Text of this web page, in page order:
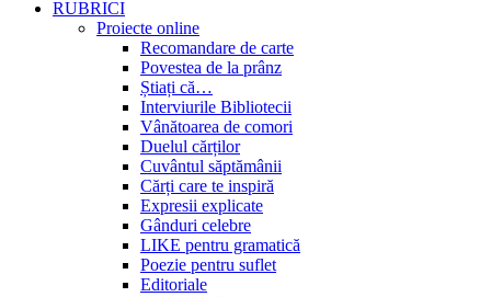
RUBRICI
Proiecte online
Recomandare de carte
Povestea de la prânz
Știați că…
Interviurile Bibliotecii
Vânătoarea de comori
Duelul cărților
Cuvântul săptămânii
Cărți care te inspiră
Expresii explicate
Gânduri celebre
LIKE pentru gramatică
Poezie pentru suflet
Editoriale